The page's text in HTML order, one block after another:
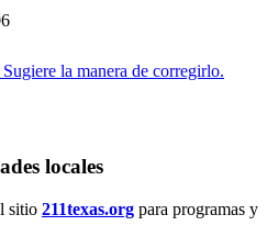
la manera de corregirlo.
locales
sitio 211texas.org para programas y